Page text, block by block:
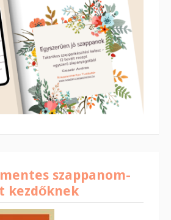
szappanom-
kezdőknek